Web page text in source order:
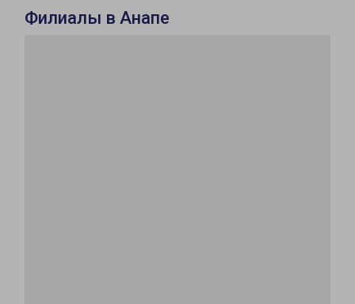
Филиалы в Анапе